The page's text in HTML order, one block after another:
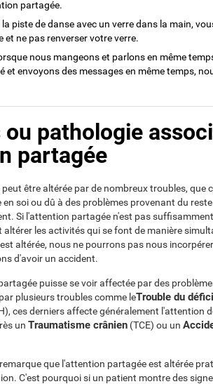
partagée.
la piste de danse avec un verre dans la main,
et ne pas renverser votre verre.
nous mangeons et parlons en même
et envoyons des messages en même temps,
pathologie
partagée
être altérée par de nombreux troubles, que
soi ou dû à des problèmes provenant du
Si l'attention partagée n'est pas
les activités qui se font de manière
altérée, nous ne pourrons pas nous
d'avoir un accident.
puisse se voir affectée par des
plusieurs troubles comme leTrouble du
ces derniers affecte généralement l'attention
un Traumatisme crânien (TCE) ou un
que l'attention partagée est altérée
C'est pourquoi si un patient montre des